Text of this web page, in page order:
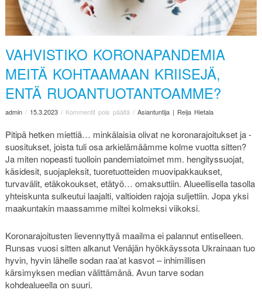
VAHVISTIKO KORONAPANDEMIA
MEITÄ KOHTAAMAAN KRIISEJÄ,
ENTÄ RUOANTUOTANTOAMME?
admin/ 15.3.2023/ Kommentit pois päältä / Asiantuntija | Reija Hietala
Pitipä hetken miettiä… minkälaisia olivat ne koronarajoitukset ja -
suositukset, joista tuli osa arkielämäämme kolme vuotta sitten?
Ja miten nopeasti tuolloin pandemiatoimet mm. hengityssuojat,
käsidesit, suojapleksit, tuoretuotteiden muovipakkaukset,
turvavälit, etäkokoukset, etätyö… omaksuttiin. Alueellisella tasolla
yhteiskunta sulkeutui laajalti, valtioiden rajoja suljettiin. Jopa yksi
maakuntakin maassamme miltei kolmeksi viikoksi.
Koronarajoitusten lievennyttyä maailma ei palannut entiselleen.
Runsas vuosi sitten alkanut Venäjän hyökkäyssota Ukrainaan tuo
hyvin, hyvin lähelle sodan raa’at kasvot – inhimillisen
kärsimyksen median välittämänä. Avun tarve sodan
kohdealueella on suuri.